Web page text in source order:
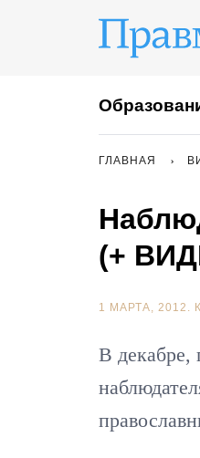
ГЛАВНАЯ
(+
1 МАРТА, 2012.
В декабре,